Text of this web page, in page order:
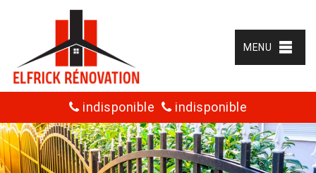
MENU
indisponible indisponible